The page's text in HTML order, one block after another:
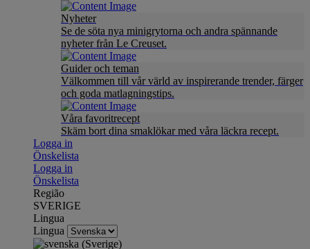
Nyheter
Se de söta nya minigrytorna och andra spännande
nyheter från Le Creuset.
Guider och teman
Välkommen till vår värld av inspirerande trender, färger
och goda matlagningstips.
Våra favoritrecept
Skäm bort dina smaklökar med våra läckra recept.
Logga in
Önskelista
Logga in
Önskelista
Região
SVERIGE
Lingua
Lingua